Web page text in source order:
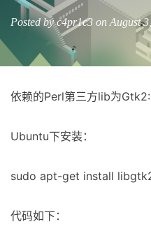
Posted by c4pr1c3 on August
依赖的Perl第三方lib为
Ubuntu下安装：
sudo apt-get install
代码如下：